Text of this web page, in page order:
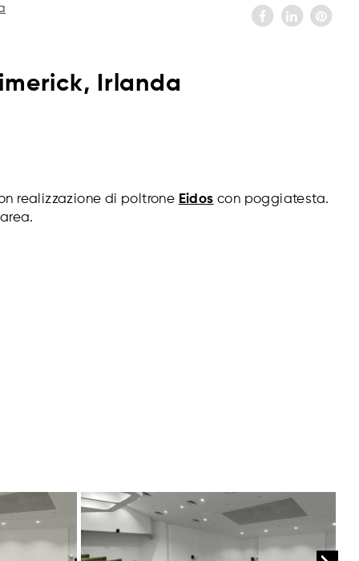
Irlanda
realizzazione di poltrone Eidos con poggiatesta.